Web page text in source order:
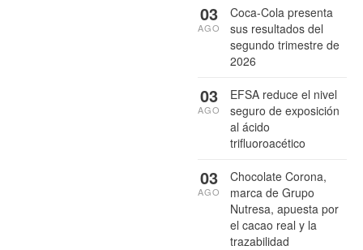
Coca-Cola presenta
sus resultados del
segundo trimestre de
2026
03
AGO
EFSA reduce el nivel
seguro de exposición
al ácido
trifluoroacético
03
AGO
Chocolate Corona,
marca de Grupo
Nutresa, apuesta por
el cacao real y la
trazabilidad
03
AGO